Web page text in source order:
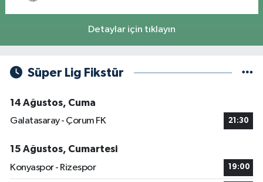
Detaylar için tıklayın
Süper Lig Fikstür
14 Ağustos, Cuma
Galatasaray - Çorum FK
21:30
15 Ağustos, Cumartesi
Konyaspor - Rizespor
19:00